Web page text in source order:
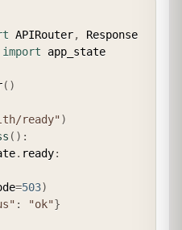
APIRouter,
import app_state
( )
ready")
( ) :
. ready:
=503)
: "ok"}